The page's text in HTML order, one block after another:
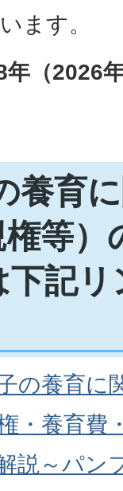
ます。
年（2026
養育
等）
記
の養育に
・養育費
説～パン